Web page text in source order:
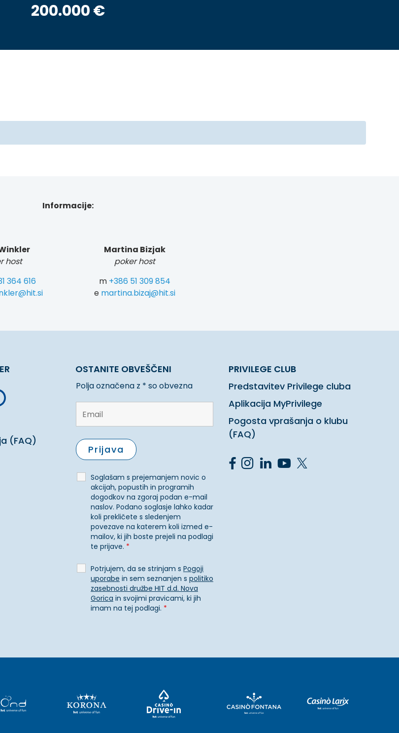
200.000 €
Informacije:
host
364 616
Martina Bizjak
poker host
m +386 51 309 854
e martina.bizaj@hit.si
(FAQ)
OSTANITE OBVEŠČENI
Polja označena z * so obvezna
Soglašam s prejemanjem novic o
akcijah, popustih in programih
dogodkov na zgoraj podan e-mail
naslov. Podano soglasje lahko kadar
koli prekličete s sledenjem
povezave na katerem koli izmed e-
mailov, ki jih boste prejeli na podlagi
te prijave. *
Potrjujem, da se strinjam s Pogoji
uporabe in sem seznanjen s politiko
zasebnosti družbe HIT d.d. Nova
Gorica in svojimi pravicami, ki jih
imam na tej podlagi. *
PRIVILEGE CLUB
Predstavitev Privilege cluba
Aplikacija MyPrivilege
Pogosta vprašanja o klubu
(FAQ)